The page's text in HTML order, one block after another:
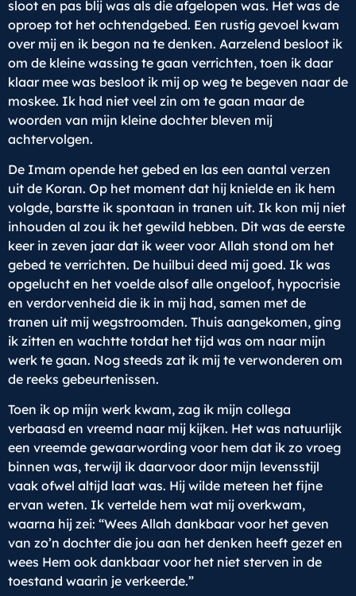
sloot en pas blij was als die afgelopen was. Het was de
oproep tot het ochtendgebed. Een rustig gevoel kwam
over mij en ik begon na te denken. Aarzelend besloot ik
om de kleine wassing te gaan verrichten, toen ik daar
klaar mee was besloot ik mij op weg te begeven naar de
moskee. Ik had niet veel zin om te gaan maar de
woorden van mijn kleine dochter bleven mij
achtervolgen.
De Imam opende het gebed en las een aantal verzen
uit de Koran. Op het moment dat hij knielde en ik hem
volgde, barstte ik spontaan in tranen uit. Ik kon mij niet
inhouden al zou ik het gewild hebben. Dit was de eerste
keer in zeven jaar dat ik weer voor Allah stond om het
gebed te verrichten. De huilbui deed mij goed. Ik was
opgelucht en het voelde alsof alle ongeloof, hypocrisie
en verdorvenheid die ik in mij had, samen met de
tranen uit mij wegstroomden. Thuis aangekomen, ging
ik zitten en wachtte totdat het tijd was om naar mijn
werk te gaan. Nog steeds zat ik mij te verwonderen om
de reeks gebeurtenissen.
Toen ik op mijn werk kwam, zag ik mijn collega
verbaasd en vreemd naar mij kijken. Het was natuurlijk
een vreemde gewaarwording voor hem dat ik zo vroeg
binnen was, terwijl ik daarvoor door mijn levensstijl
vaak ofwel altijd laat was. Hij wilde meteen het fijne
ervan weten. Ik vertelde hem wat mij overkwam,
waarna hij zei: “Wees Allah dankbaar voor het geven
van zo’n dochter die jou aan het denken heeft gezet en
wees Hem ook dankbaar voor het niet sterven in de
toestand waarin je verkeerde.”